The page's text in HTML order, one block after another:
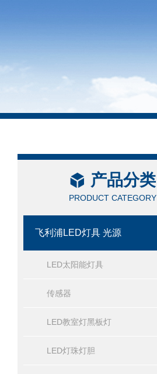
产品分类
PRODUCT CATEGORY
飞利浦LED灯具 光源
LED太阳能灯具
传感器
LED教室灯黑板灯
LED灯珠灯胆